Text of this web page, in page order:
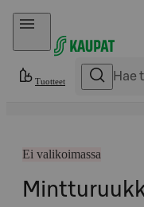
Hyppää sisältöön
Tuotteet
Ei valikoimassa